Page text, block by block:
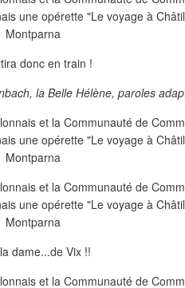
donc en train !
la Belle Hélène, paroles
dame...de Vix !!